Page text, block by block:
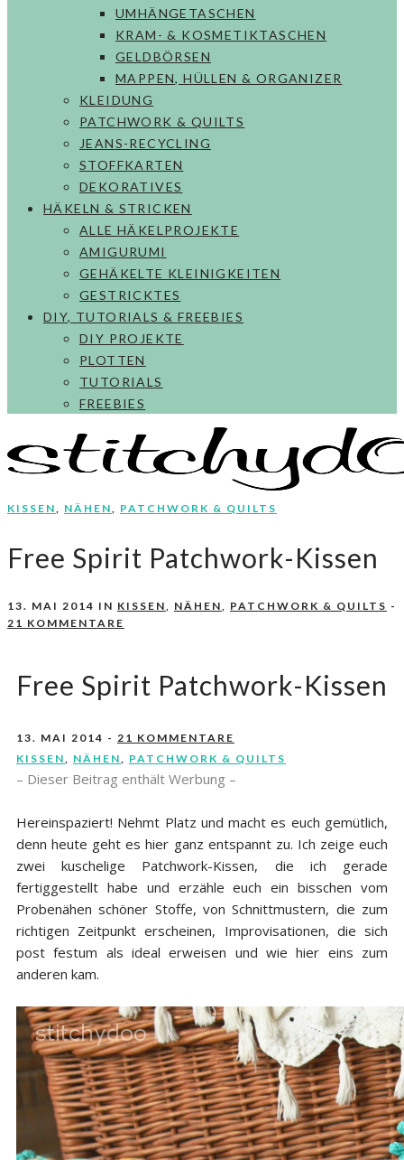
UMHÄNGETASCHEN
KRAM- & KOSMETIKTASCHEN
GELDBÖRSEN
MAPPEN, HÜLLEN & ORGANIZER
KLEIDUNG
PATCHWORK & QUILTS
JEANS-RECYCLING
STOFFKARTEN
DEKORATIVES
HÄKELN & STRICKEN
ALLE HÄKELPROJEKTE
AMIGURUMI
GEHÄKELTE KLEINIGKEITEN
GESTRICKTES
DIY, TUTORIALS & FREEBIES
DIY PROJEKTE
PLOTTEN
TUTORIALS
FREEBIES
KISSEN, NÄHEN, PATCHWORK & QUILTS
Free Spirit Patchwork-Kissen
13. MAI 2014 IN KISSEN, NÄHEN, PATCHWORK & QUILTS -
21 KOMMENTARE
Free Spirit Patchwork-Kissen
13. MAI 2014 - 21 KOMMENTARE
KISSEN
NÄHEN PATCHWORK & QUILTS
– Dieser Beitrag enthält Werbung –
Hereinspaziert! Nehmt Platz und macht es euch gemütlich,
denn heute geht es hier ganz entspannt zu. Ich zeige euch
zwei kuschelige Patchwork-Kissen, die ich gerade
fertiggestellt habe und erzähle euch ein bisschen vom
Probenähen schöner Stoffe, von Schnittmustern, die zum
richtigen Zeitpunkt erscheinen, Improvisationen, die sich
post festum als ideal erweisen und wie hier eins zum
anderen kam.